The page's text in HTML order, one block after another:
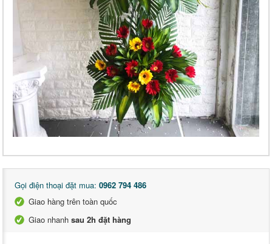
Gọi điện thoại đặt mua: 0962 794 486
Giao hàng trên toàn quốc
Giao nhanh sau 2h đặt hàng